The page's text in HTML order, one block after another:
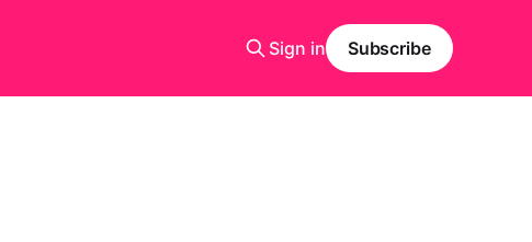
Sign in Subscribe